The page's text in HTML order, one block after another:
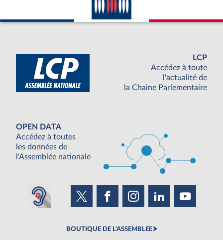
LCP
Accédez à toute
l'actualité de
la Chaine Parlementaire
OPEN DATA
Accédez à toutes
les données de
l'Assemblée nationale
BOUTIQUE DE L'ASSEMBLEE